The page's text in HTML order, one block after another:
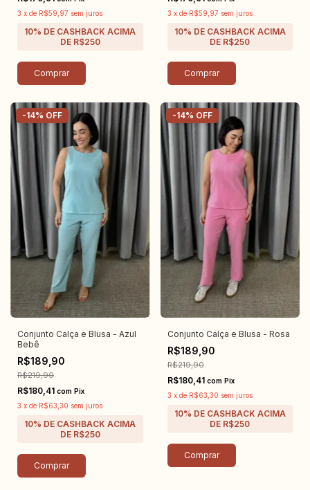
3 x de R$59,97 sem juros
Comprar
3 x de R$59,97 sem juros
Comprar
Conjunto Calça e Blusa - Azul
Bebê
R$189,90
-14% OFF
R$219,90
R$180,41 com Pix
3 x de R$63,30 sem juros
Comprar
Conjunto Calça e Blusa - Rosa
R$189,90
-14% OFF
R$219,90
R$180,41 com Pix
3 x de R$63,30 sem juros
Comprar